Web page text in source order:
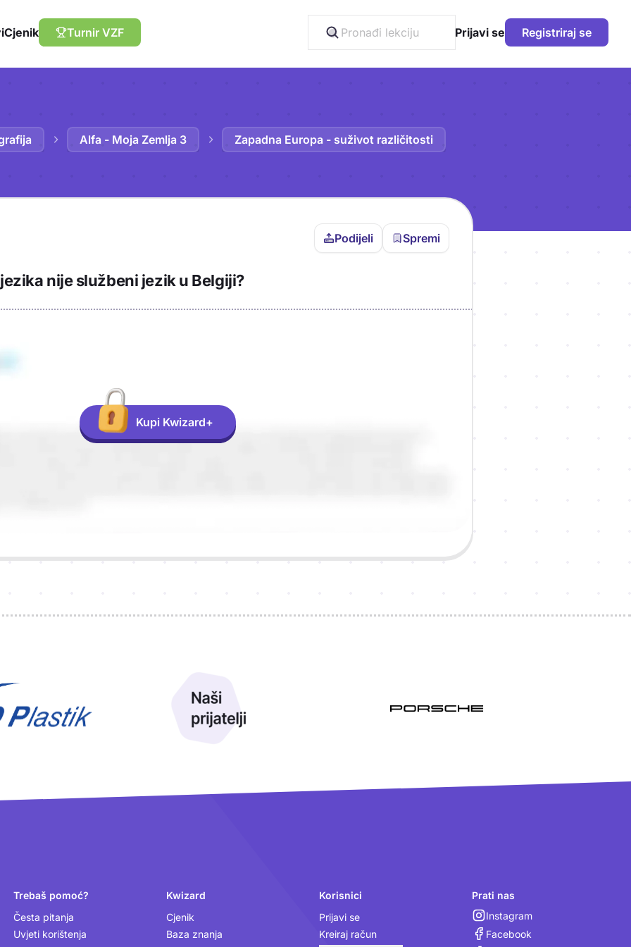
Cjenik Turnir VZF Prijavi se Registriraj se
Alfa - Moja Zemlja 3 Zapadna Europa - suživot različitosti
Podijeli Spremi
Trebaš biti prijavljen da bi pohranio
sadržaj u bilježnicu!
nije službeni jezik u Belgiji?
Kupi Kwizard+
Trebaš pomoć?
Česta pitanja
Uvjeti korištenja
Kwizard
Cjenik
Baza znanja
Korisnici
Prijavi se
Kreiraj račun
Prati nas
Instagram
Facebook